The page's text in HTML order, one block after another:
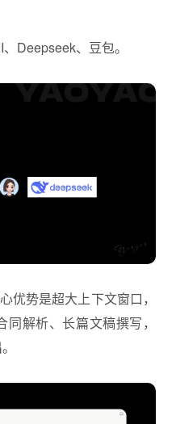
Deepseek、豆包。
优势是超大上下文窗口，
解析、长篇文稿撰写，